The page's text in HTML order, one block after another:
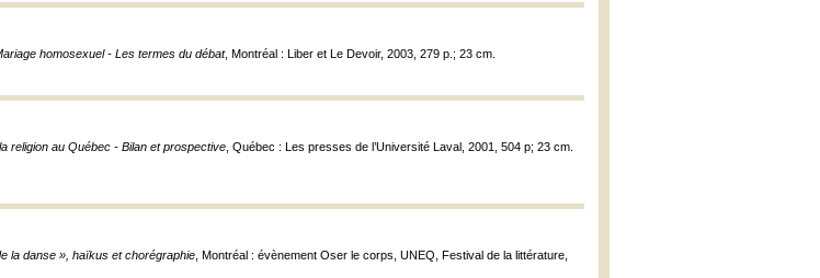
homosexuel - Les termes du débat, Montréal : Liber et Le Devoir, 2003, 279 p.; 23 cm.
la religion au Québec - Bilan et prospective , Québec : Les presses de l’Université Laval, 2001, 504 p; 23 cm.
la danse », haïkus et chorégraphie , Montréal : évènement Oser le corps, UNEQ, Festival de la littérature,